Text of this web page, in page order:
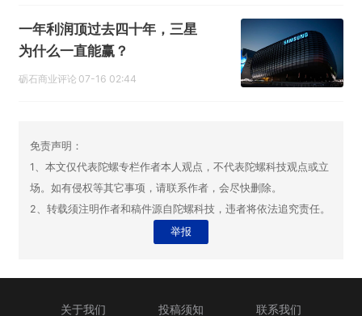
一年利润顶过去四十年，三星
为什么一直能赢？
砺石商业评论 07-16 02:44
免责声明：
1、本文仅代表陀螺专栏作者本人观点，不代表陀螺科技观点或立
场。如有侵权等其它事项，请联系作者，会尽快删除。
2、转载须注明作者和稿件源自陀螺科技，违者将依法追究责任。
举报
关于我们 投稿须知 联系我们